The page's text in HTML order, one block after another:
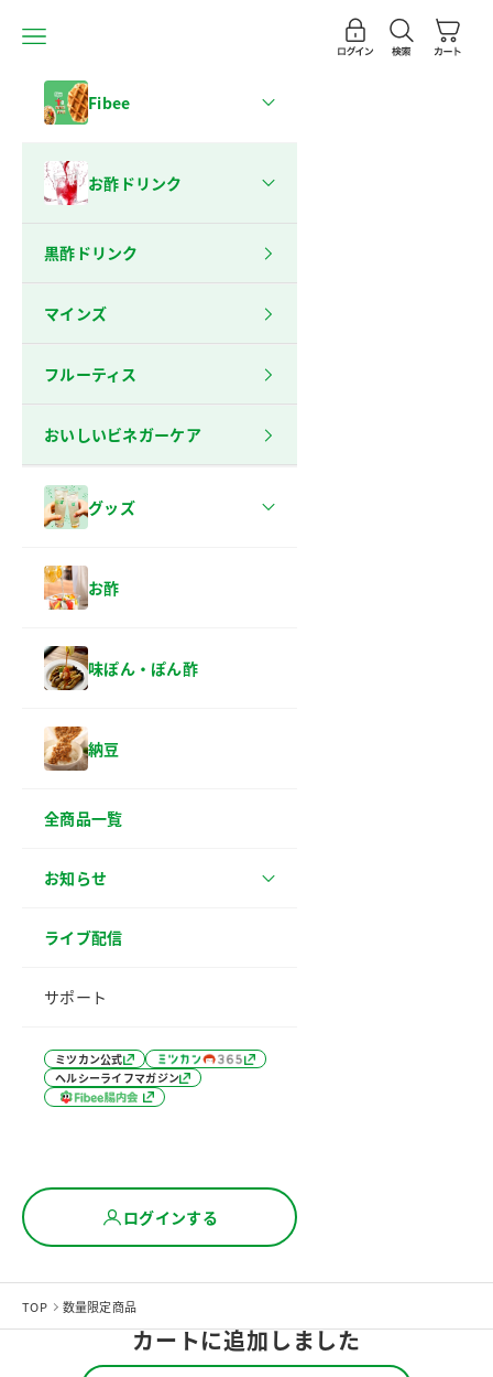
mizkan(ミツカン)公式
メニューを開く
アカウントページに
検索を開くカート
Fibee
お酢ドリンク
黒酢ドリンク
マインズ
フルーティス
おいしいビネガーケア
グッズ
お酢
味ぽん・ぽん酢
納豆
全商品一覧
お知らせ
ライブ配信
サポート
ミツカン公式
ヘルシーライフマガジン
ログインする
TOP 数量限定商品
カートに追加しました